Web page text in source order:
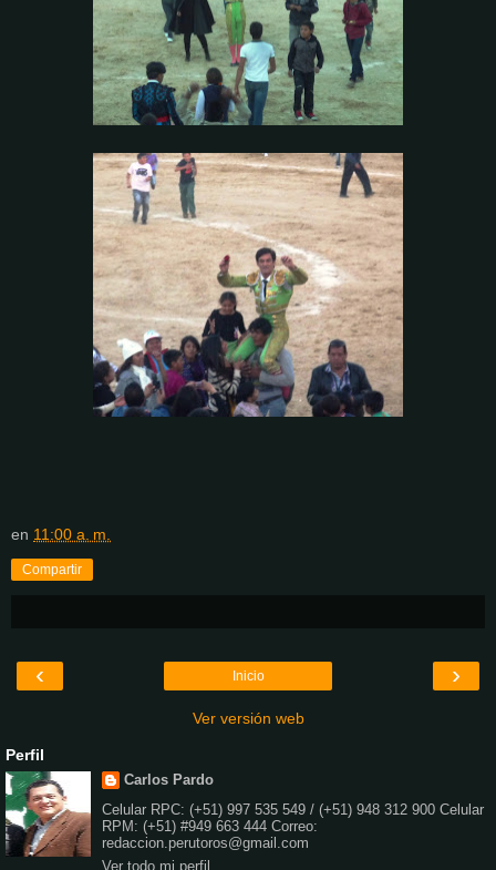
en 11:00 a. m.
Compartir
‹ ›
Inicio
Ver versión web
Perfil
Carlos Pardo
Celular RPC: (+51) 997 535 549 / (+51) 948 312 900 Celular
RPM: (+51) #949 663 444 Correo:
redaccion.perutoros@gmail.com
Ver todo mi perfil